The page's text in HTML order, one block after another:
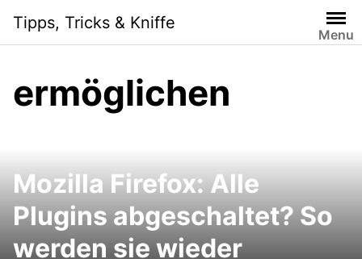
content
Tipps, Tricks & Kniffe
Menu
ermöglichen
Mozilla Firefox: Alle
Plugins abgeschaltet? So
werden sie wieder